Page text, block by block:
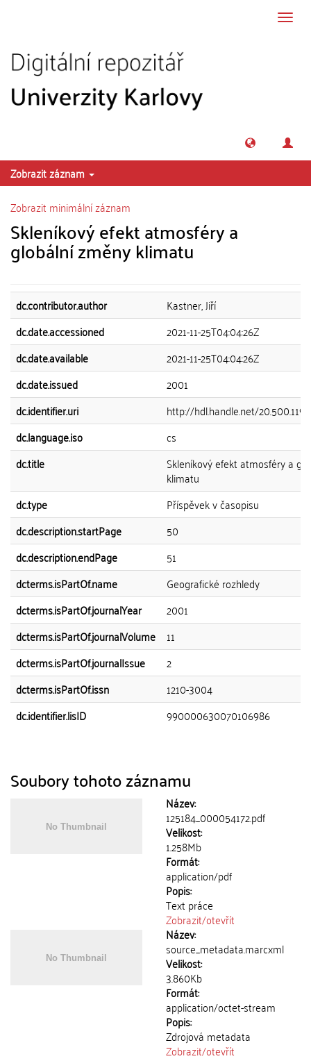
Zobrazit záznam
Zobrazit minimální záznam
Skleníkový efekt atmosféry a
globální změny klimatu
dc.contributor.author
Kastner, Jiří
dc.date.accessioned
2021-11-25T04:04:26Z
dc.date.available
2021-11-25T04:04:26Z
dc.date.issued
2001
dc.identifier.uri
http://hdl.handle.net/
dc.language.iso
cs
dc.title
Skleníkový efekt atmosféry a
klimatu
dc.type
Příspěvek v časopisu
dc.description.startPage
50
dc.description.endPage
51
dcterms.isPartOf.name
Geografické rozhledy
dcterms.isPartOf.journalYear
2001
dcterms.isPartOf.journalVolume
11
dcterms.isPartOf.journalIssue
2
dcterms.isPartOf.issn
1210-3004
dc.identifier.lisID
990000630070106986
Soubory tohoto záznamu
Název:
125184_000054172.pdf
Velikost:
1.258Mb
Formát:
application/pdf
Popis:
Text práce
Zobrazit/otevřít
Název:
source_metadata.marcxml
Velikost:
3.860Kb
Formát:
application/octet-stream
Popis:
Zdrojová metadata
Zobrazit/otevřít